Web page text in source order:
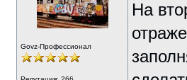
Govz-Профессионал
На